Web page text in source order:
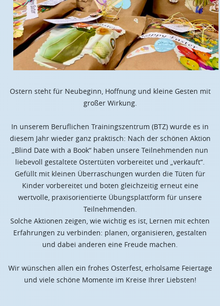
Ostern steht für Neubeginn, Hoffnung und kleine Gesten mit
großer Wirkung.
In unserem Beruflichen Trainingszentrum (BTZ) wurde es in
diesem Jahr wieder ganz praktisch: Nach der schönen Aktion
„Blind Date with a Book“ haben unsere Teilnehmenden nun
liebevoll gestaltete Ostertüten vorbereitet und „verkauft“.
Gefüllt mit kleinen Überraschungen wurden die Tüten für
Kinder vorbereitet und boten gleichzeitig erneut eine
wertvolle, praxisorientierte Übungsplattform für unsere
Teilnehmenden.
Solche Aktionen zeigen, wie wichtig es ist, Lernen mit echten
Erfahrungen zu verbinden: planen, organisieren, gestalten
und dabei anderen eine Freude machen.
Wir wünschen allen ein frohes Osterfest, erholsame Feiertage
und viele schöne Momente im Kreise Ihrer Liebsten!